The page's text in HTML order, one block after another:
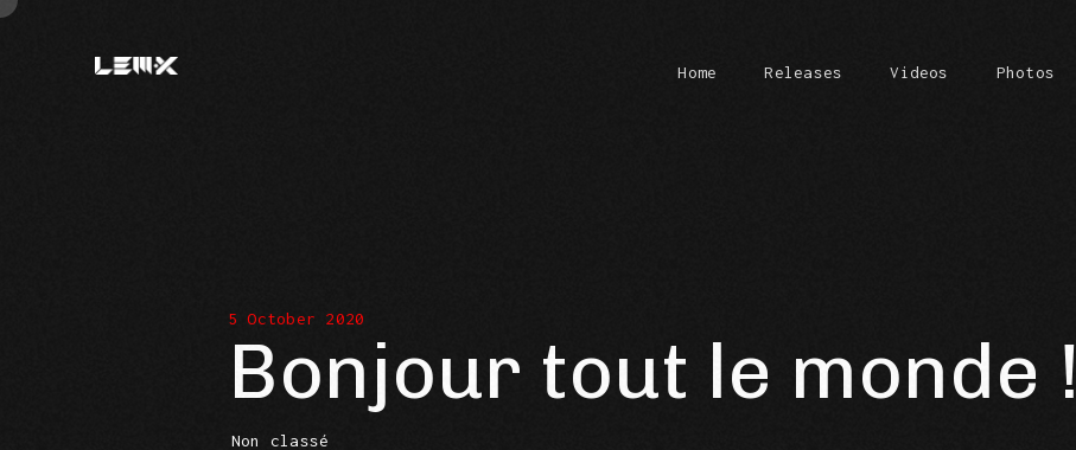
Home Releases Videos Photos
5 October 2020
Bonjour tout le monde !
Non classé